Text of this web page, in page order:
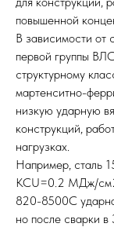
повышенной
В зависимости от
первой группы
структурному
мартенситно-
низкую ударную
конструкций,
нагрузках.
Например, сталь
КСU=0.2 МДж/см2.
820-8500С
но после сварки в